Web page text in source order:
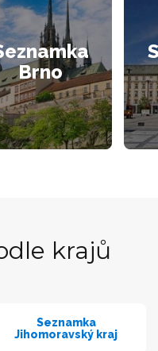
Brno
krajů
Seznamka
Jihomoravský kraj